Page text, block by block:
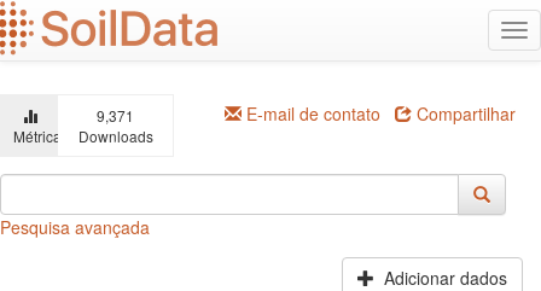
Ir
para
o
principal
Métricas
9,371
Downloads
E-mail de contato Compartilhar
Pesquisa avançada
Adicionar dados